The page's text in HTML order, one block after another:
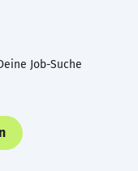
Job-Suche